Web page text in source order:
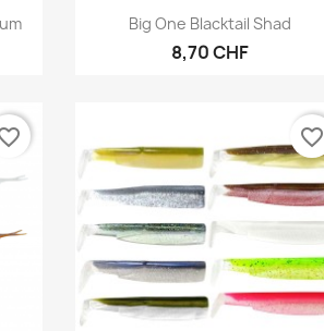
Vorschau
Big One Blacktail Shad
8,70 CHF
favorite_border